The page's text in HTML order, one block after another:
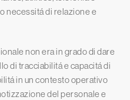
necessitá di relazione e
non era in grado di dare
di tracciabilitá e capacitá di
in un contesto operativo
del personale e